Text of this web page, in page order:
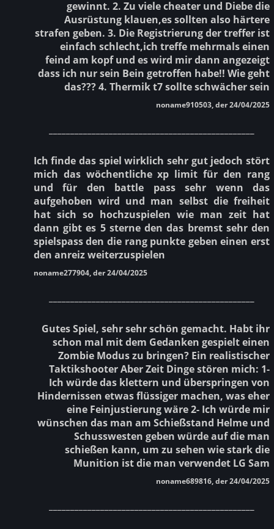
gewinnt. 2. Zu viele cheater und Diebe die
Ausrüstung klauen,es sollten also härtere
strafen geben. 3. Die Registrierung der treffer ist
einfach schlecht,ich treffe mehrmals einen
feind am kopf und es wird mir dann angezeigt
dass ich nur sein Bein getroffen habe!! Wie geht
das??? 4. Thermik t7 sollte schwächer sein
noname910503, der 24/04/2025
Ich finde das spiel wirklich sehr gut jedoch stört
mich das wöchentliche xp limit für den rang
und für den battle pass sehr wenn das
aufgehoben wird und man selbst die freiheit
hat sich so hochzuspielen wie man zeit hat
dann gibt es 5 sterne den das bremst sehr den
spielspass den die rang punkte geben einen erst
den anreiz weiterzuspielen
noname277904, der 24/04/2025
Gutes Spiel, sehr sehr schön gemacht. Habt ihr
schon mal mit dem Gedanken gespielt einen
Zombie Modus zu bringen? Ein realistischer
Taktikshooter Aber Zeit Dinge stören mich: 1-
Ich würde das klettern und überspringen von
Hindernissen etwas flüssiger machen, was eher
eine Feinjustierung wäre 2- Ich würde mir
wünschen das man am Schießstand Helme und
Schusswesten geben würde auf die man
schießen kann, um zu sehen wie stark die
Munition ist die man verwendet LG Sam
noname689816, der 24/04/2025